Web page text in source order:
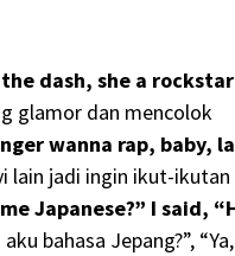
dash, she a rockstar
glamor dan mencolok
wanna rap, baby,
lain jadi ingin ikut-ikutan
Japanese?” I said,
bahasa Jepang?”,